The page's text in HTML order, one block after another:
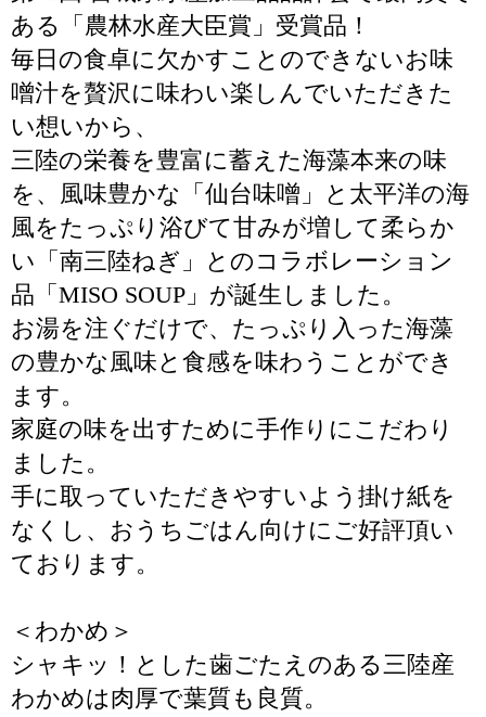
ある「農林水産大臣賞」受賞品！
毎日の食卓に欠かすことのできないお味
噌汁を贅沢に味わい楽しんでいただきた
い想いから、
三陸の栄養を豊富に蓄えた海藻本来の味
を、風味豊かな「仙台味噌」と太平洋の海
風をたっぷり浴びて甘みが増して柔らか
い「南三陸ねぎ」とのコラボレーション
品「MISO SOUP」が誕生しました。
お湯を注ぐだけで、たっぷり入った海藻
の豊かな風味と食感を味わうことができ
ます。
家庭の味を出すために手作りにこだわり
ました。
手に取っていただきやすいよう掛け紙を
なくし、おうちごはん向けにご好評頂い
ております。
＜わかめ＞
シャキッ！とした歯ごたえのある三陸産
わかめは肉厚で葉質も良質。